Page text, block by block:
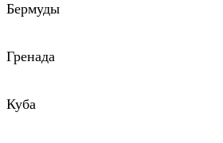
Бермуды
Гренада
Куба